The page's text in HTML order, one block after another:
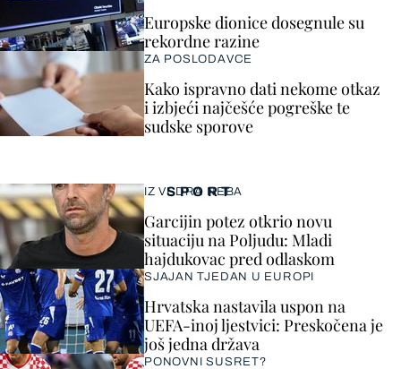
SPORT
IZ VEDRA NEBA
Garcijin potez otkrio novu
situaciju na Poljudu: Mladi
hajdukovac pred odlaskom
SJAJAN TJEDAN U EUROPI
Hrvatska nastavila uspon na
UEFA-inoj ljestvici: Preskočena je
još jedna država
PONOVNI SUSRET?
Europske dionice dosegnule su
rekordne razine
ZA POSLODAVCE
Kako ispravno dati nekome otkaz
i izbjeći najčešće pogreške te
sudske sporove